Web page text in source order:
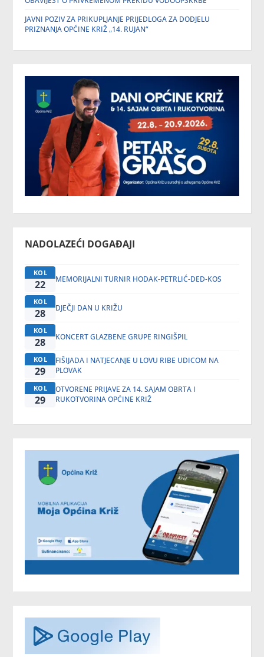
JAVNI POZIV ZA PRIKUPLJANJE PRIJEDLOGA ZA DODJELU
PRIZNANJA OPĆINE KRIŽ „14. RUJAN“
NADOLAZEĆI DOGAĐAJI
KOL
22 MEMORIJALNI TURNIR HODAK-PETRLIĆ-DED-KOS
KOL
28 DJEČJI DAN U KRIŽU
KOL
28 KONCERT GLAZBENE GRUPE RINGIŠPIL
KOL
29
FIŠIJADA I NATJECANJE U LOVU RIBE UDICOM NA
PLOVAK
KOL
29
OTVORENE PRIJAVE ZA 14. SAJAM OBRTA I
RUKOTVORINA OPĆINE KRIŽ